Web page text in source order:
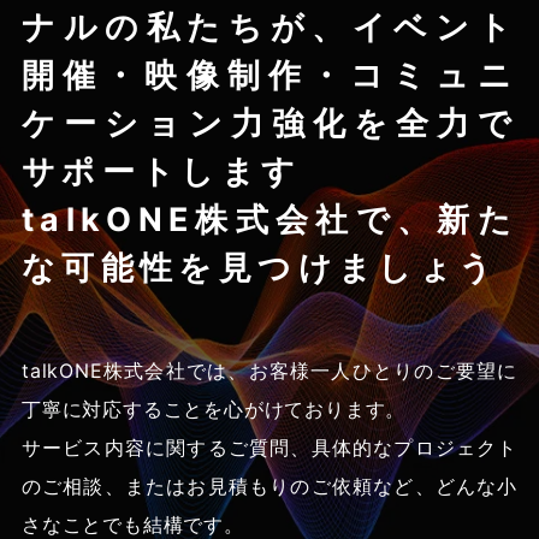
ナルの私たちが、 イベント
開催・映像制作・コミュニ
ケーション力強化を 全力で
サポートします
talkONE株式会社で、新た
な可能性を見つけましょう
talkONE株式会社では、お客様一人ひとりのご要望に
丁寧に対応することを心がけております。
サービス内容に関するご質問、具体的なプロジェクト
のご相談、
またはお見積もりのご依頼など、どんな小
さなことでも結構です。